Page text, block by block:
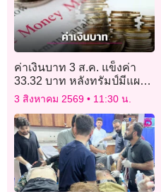
ค่าเงินบาท 3 ส.ค. แข็งค่า
33.32 บาท หลังทรัมป์มีแผน
ยกเลิกโจมตีอิหร่าน
3 สิงหาคม 2569 11:30 น.